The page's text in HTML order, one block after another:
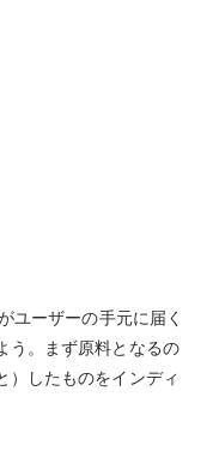
ユーザーの手元に届く
う。まず原料となるの
）したものをインディ